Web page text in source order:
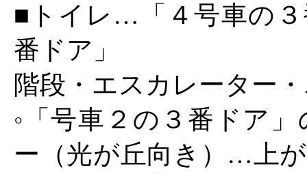
■トイレ…「４号車の
番ドア」
階段・エスカレーター
◦「号車２の３番ドア
ー（光が丘向き）…上